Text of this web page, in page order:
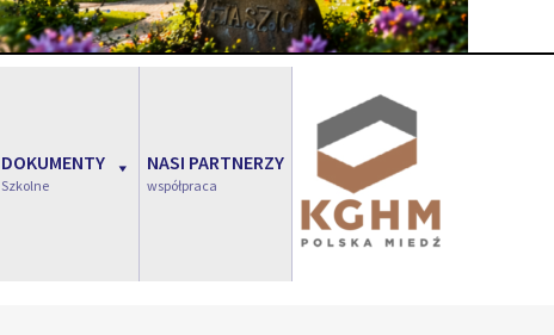
DOKUMENTY
Szkolne
NASI PARTNERZY
współpraca